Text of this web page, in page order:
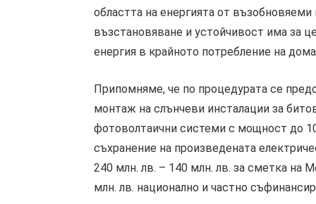
областта на енергията от
възстановяване и устойчивост има за
енергия в крайното потребление на
Припомняме, че по процедурата се
монтаж на слънчеви инсталации за
фотоволтаични системи с мощност до
съхранение на произведената
240 млн. лв. – 140 млн. лв. за сметка на
млн. лв. национално и частно